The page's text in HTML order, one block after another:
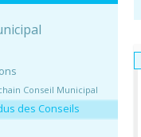
Conseil Municipal
des Conseils